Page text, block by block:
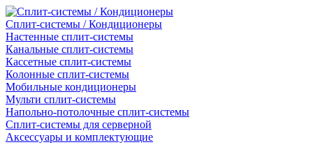
Сплит-системы / Кондиционеры
Настенные сплит-системы
Канальные сплит-системы
Кассетные сплит-системы
Колонные сплит-системы
Мобильные кондиционеры
Мульти сплит-системы
Напольно-потолочные сплит-системы
Сплит-системы для серверной
Аксессуары и комплектующие